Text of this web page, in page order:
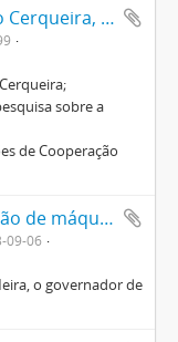
Documentos referentes a Roberto Cerqueira, a Fazenda Annoni e à UNACA
sobre a
de Cooperação
Fotografias da inauguração do salão de máquinas agrícolas
09-06
o governador de